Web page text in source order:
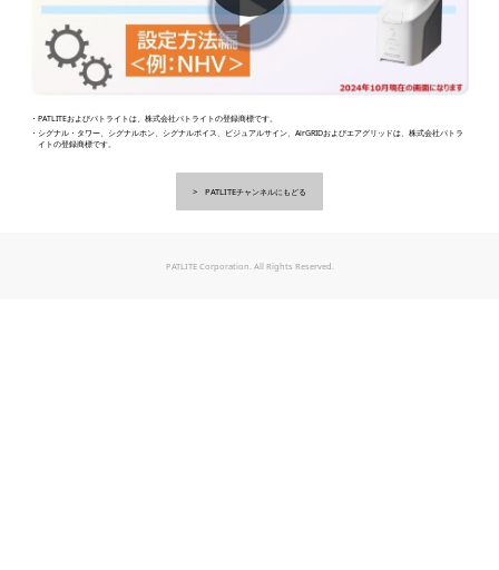
・PATLITEおよびパトライトは、株式会社パトライトの登録商標です。
・シグナル・タワー、シグナルホン、シグナルボイス、ビジュアルサイン、AirGRIDおよびエアグリッドは、株式会社パトラ
イトの登録商標です。
PATLITEチャンネルにもどる
PATLITE Corporation. All Rights Reserved.